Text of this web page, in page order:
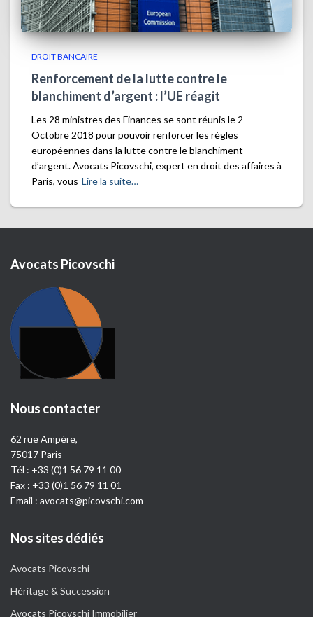
DROIT BANCAIRE
Renforcement de la lutte contre le
blanchiment d’argent : l’UE réagit
Les 28 ministres des Finances se sont réunis le 2
Octobre 2018 pour pouvoir renforcer les règles
européennes dans la lutte contre le blanchiment
d’argent. Avocats Picovschi, expert en droit des affaires à
Paris, vous Lire la suite…
Avocats Picovschi
Nous contacter
62 rue Ampère,
75017 Paris
Tél : +33 (0)1 56 79 11 00
Fax : +33 (0)1 56 79 11 01
Email : avocats@picovschi.com
Nos sites dédiés
Avocats Picovschi
Héritage & Succession
Avocats Picovschi Immobilier